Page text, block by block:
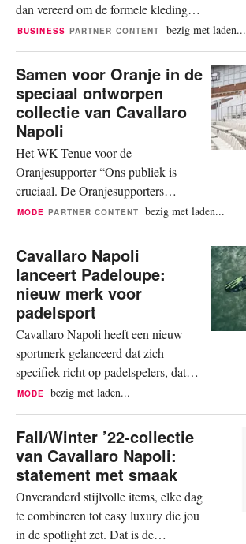
dan vereerd om de formele kleding
van de KNVB te mogen verzorgen.
Het is geen geheim dat Cavallaro
Napoli een voetbal minded bedrijf is
en met de beklonken samenwerking
is er een mooi hoofdstuk bijgekomen
van ons jongensboek. Wij zijn trots
om deel uit te mogen maken van een
nieuwe...
BUSINESS PARTNER CONTENT bezig met laden...
Samen voor Oranje in de
speciaal ontworpen
collectie van Cavallaro
Napoli
Het WK-Tenue voor de
Oranjesupporter “Ons publiek is
cruciaal. De Oranjesupporters
brengen je naar een hoogte die je zelf
niet verwacht had. Dat is iets
ongrijpbaars,” zegt Frank de Boer,
voormalig bondscoach. Bij de
supporters en bij de oud-international
overheerst de trots voor het
Oranjeteam. De wedstrijd samen
beleven, doorzetten, een sterke...
MODE PARTNER CONTENT bezig met laden...
Cavallaro Napoli
lanceert Padeloupe:
nieuw merk voor
padelsport
Cavallaro Napoli heeft een nieuw
sportmerk gelanceerd dat zich
specifiek richt op padelspelers, dat
bevestigt het bedrijf aan
FashionUnited. Padel, een mix tussen
tennis en squash, is razend populair.
In Nederland verdubbelt het aantal
spelers van deze racketsport ieder
jaar. Een slimme zet dus van
Giuseppe Cavallaro, oprichter van
het...
MODE bezig met laden...
Fall/Winter ’22-collectie
van Cavallaro Napoli:
statement met smaak
Onveranderd stijlvolle items, elke dag
te combineren tot easy luxury die jou
in de spotlight zet. Dat is de